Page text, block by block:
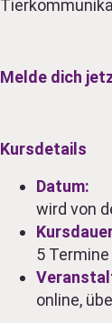
Melde dich
Kursdetails
Datum:
wird von
5 Termine
online,